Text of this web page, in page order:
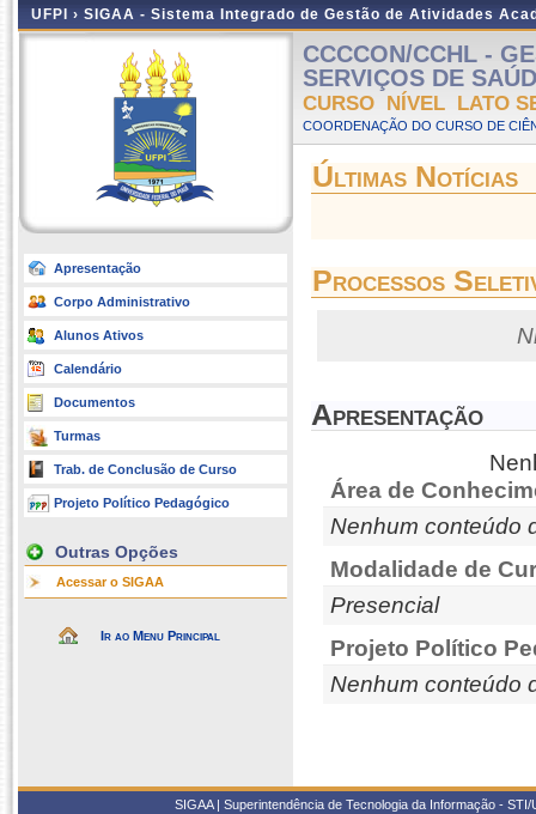
UFPI › SIGAA - Sistema Integrado de Gestão de Atividades
Apresentação
Corpo Administrativo
Alunos Ativos
Calendário
Documentos
Turmas
Trab. de Conclusão de Curso
Projeto Político Pedagógico
Outras Opções
Acessar o SIGAA
Ir ao Menu Principal
CCCCON/CCHL -
SERVIÇOS DE
CURSO NÍVEL LATO
COORDENAÇÃO DO CURSO DE
Últimas Notícias
Processos
Apresentação
Área de
Nenhum conteúdo
Modalidade de
Presencial
Projeto Político
Nenhum conteúdo
SIGAA | Superintendência de Tecnologia da Informação -